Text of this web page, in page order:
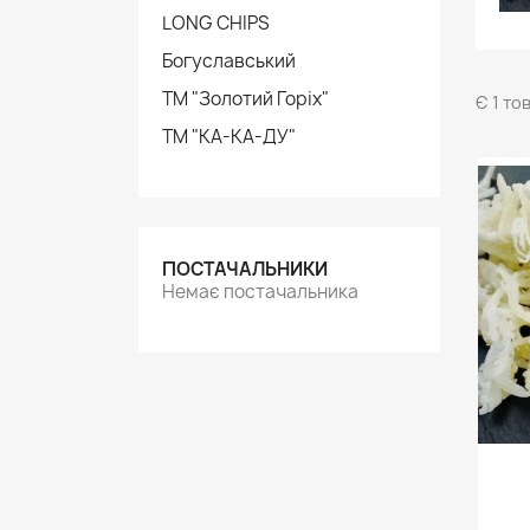
LONG CHIPS
Богуславський
ТМ "Золотий Горіх"
ТМ "КА-КА-ДУ"
ПОСТАЧАЛЬНИКИ
Немає постачальника
Є 1